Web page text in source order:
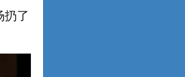
扔了